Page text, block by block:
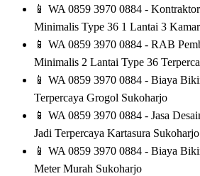
📱 WA 0859 3970 0884 -
Minimalis Type 36 1 Lantai 3
📱 WA 0859 3970 0884 - RAB
Minimalis 2 Lantai Type 36
📱 WA 0859 3970 0884 - Biaya
Terpercaya Grogol Sukoharjo
📱 WA 0859 3970 0884 - Jasa
Jadi Terpercaya Kartasura Sukoharjo
📱 WA 0859 3970 0884 - Biaya
Meter Murah Sukoharjo